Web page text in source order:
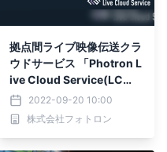
拠点間ライブ映像伝送クラ
ウドサービス 「Photron L
ive Cloud Service(LC
S)」が体験できる トライ
アルセッションを9/26よ
り名古屋・大阪・東京にて
2022-09-20 10:00
株式会社フォトロン